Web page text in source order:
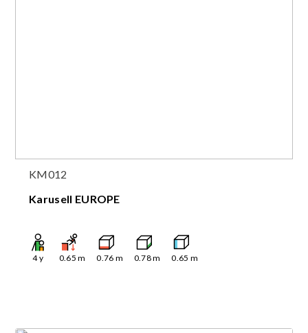
KM012
Karusell EUROPE
4y 0.65 m 0.76 m 0.78m 0.65 m